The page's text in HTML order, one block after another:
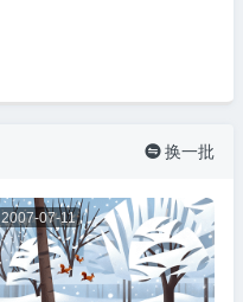
 换一批
2007-07-11